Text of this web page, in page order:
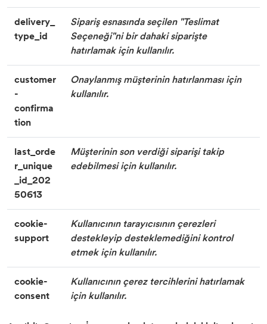
delivery_
type_id
Sipariş esnasında seçilen "Teslimat
Seçeneği"ni bir dahaki siparişte
hatırlamak için kullanılır.
customer
-
confirma
tion
Onaylanmış müşterinin hatırlanması için
kullanılır.
last_orde
r_unique
_id_202
50613
Müşterinin son verdiği siparişi takip
edebilmesi için kullanılır.
cookie-
support
Kullanıcının tarayıcısının çerezleri
destekleyip desteklemediğini kontrol
etmek için kullanılır.
cookie-
consent
Kullanıcının çerez tercihlerini hatırlamak
için kullanılır.